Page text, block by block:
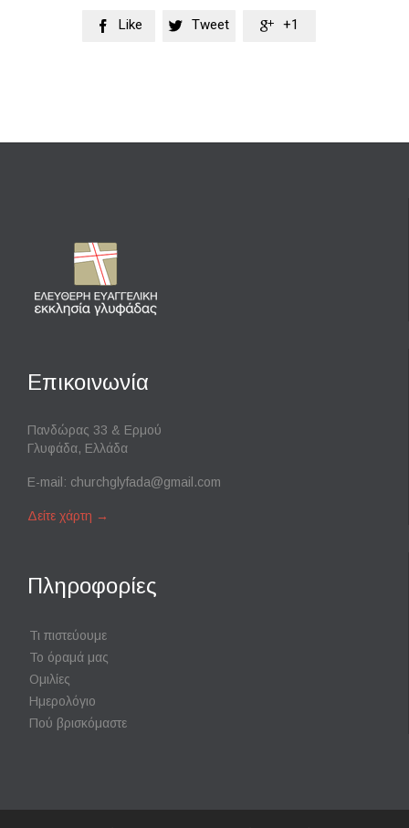
 Like  Tweet  +1
Επικοινωνία
Πανδώρας 33 & Ερμού
Γλυφάδα, Ελλάδα
E-mail: churchglyfada@gmail.com
Δείτε χάρτη →
Πληροφορίες
Τι πιστεύουμε
Το όραμά μας
Ομιλίες
Ημερολόγιο
Πού βρισκόμαστε